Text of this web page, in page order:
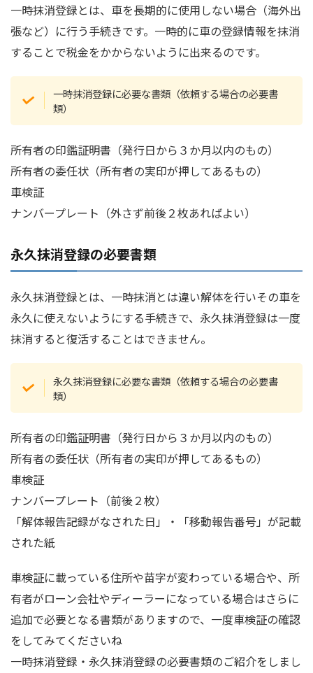
一時抹消登録とは、車を長期的に使用しない場合（海外出
張など）に行う手続きです。一時的に車の登録情報を抹消
することで税金をかからないように出来るのです。
一時抹消登録に必要な書類（依頼する場合の必要書
類）
所有者の印鑑証明書（発行日から３か月以内のもの）
所有者の委任状（所有者の実印が押してあるもの）
車検証
ナンバープレート（外さず前後２枚あればよい）
永久抹消登録の必要書類
永久抹消登録とは、一時抹消とは違い解体を行いその車を
永久に使えないようにする手続きで、永久抹消登録は一度
抹消すると復活することはできません。
永久抹消登録に必要な書類（依頼する場合の必要書
類）
所有者の印鑑証明書（発行日から３か月以内のもの）
所有者の委任状（所有者の実印が押してあるもの）
車検証
ナンバープレート（前後２枚）
「解体報告記録がなされた日」・「移動報告番号」が記載
された紙
車検証に載っている住所や苗字が変わっている場合や、所
有者がローン会社やディーラーになっている場合はさらに
追加で必要となる書類がありますので、一度車検証の確認
をしてみてくださいね
一時抹消登録・永久抹消登録の必要書類のご紹介をしまし